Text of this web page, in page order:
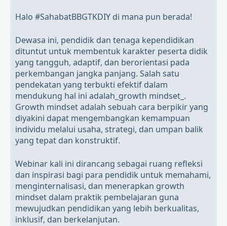
Halo #SahabatBBGTKDIY di mana pun berada!
Dewasa ini, pendidik dan tenaga kependidikan
dituntut untuk membentuk karakter peserta didik
yang tangguh, adaptif, dan berorientasi pada
perkembangan jangka panjang. Salah satu
pendekatan yang terbukti efektif dalam
mendukung hal ini adalah_growth mindset_.
Growth mindset adalah sebuah cara berpikir yang
diyakini dapat mengembangkan kemampuan
individu melalui usaha, strategi, dan umpan balik
yang tepat dan konstruktif.
Webinar kali ini dirancang sebagai ruang refleksi
dan inspirasi bagi para pendidik untuk memahami,
menginternalisasi, dan menerapkan growth
mindset dalam praktik pembelajaran guna
mewujudkan pendidikan yang lebih berkualitas,
inklusif, dan berkelanjutan.